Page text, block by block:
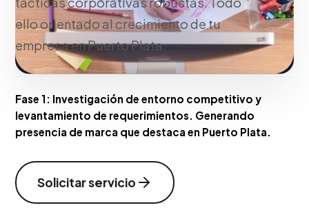
ello orientado al crecimiento de tu
empresa en Puerto Plata.
Fase 1: Investigación de entorno competitivo y
levantamiento de requerimientos. Generando
presencia de marca que destaca en Puerto Plata.
Solicitar servicio